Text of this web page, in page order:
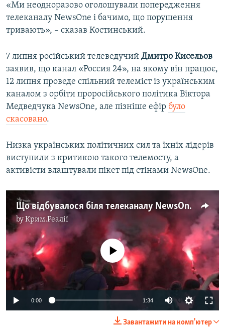
«Ми неодноразово оголошували попередження
телеканалу NewsOne і бачимо, що порушення
тривають», – сказав Костинський.
7 липня російський телеведучий Дмитро Кисельов
заявив, що канал «Россия 24», на якому він працює,
12 липня проведе спільний телеміст із українським
каналом з орбіти проросійського політика Віктора
Медведчука NewsOne, але пізніше ефір було
скасовано.
Низка українських політичних сил та їхніх лідерів
виступили з критикою такого телемосту, а
активісти влаштували пікет під стінами NewsOne.
Що відбувалося біля телеканалу NewsOne у відео
byКрим.Реалії
No media source currently available
0:00 1:34
Завантажити на комп'ютер